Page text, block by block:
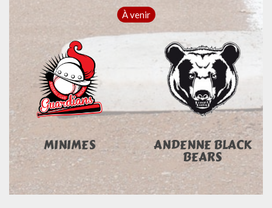
À venir
MINIMES ANDENNE BLACK
BEARS